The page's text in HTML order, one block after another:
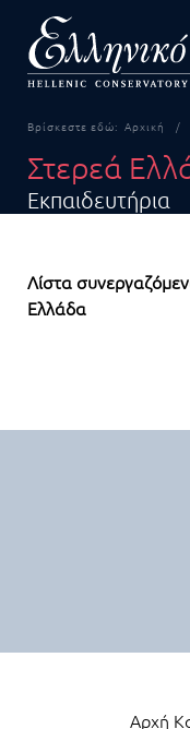
Βρίσκεστε εδώ: Αρχική
Στερεά
Εκπαιδευτήρια
Λίστα
Ελλάδα
Αρχή